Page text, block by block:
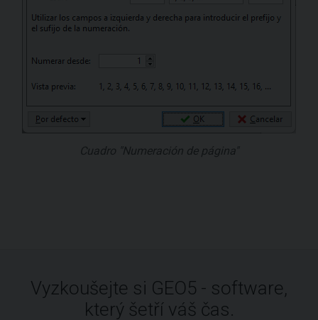
Cuadro "Numeración de página"
Vyzkoušejte si GEO5 - software,
který šetří váš čas.